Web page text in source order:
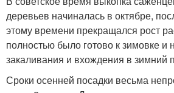
деревьев начиналась в октябре,
этому времени прекращался рост
полностью было готово к зимовке и
закаливания и вхождения в зимний
Сроки осенней посадки весьма